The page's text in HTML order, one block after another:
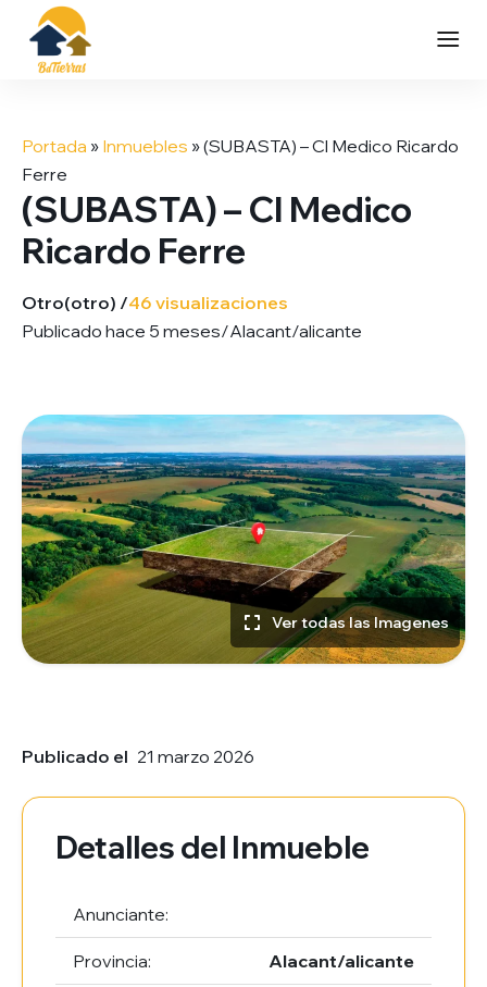
contenido
Portada » Inmuebles »(SUBASTA) – Cl Medico Ricardo
Ferre
(SUBASTA) – Cl Medico
Ricardo Ferre
Otro(otro) /46 visualizaciones
Publicado hace 5 meses/Alacant/alicante
Ver todas las Imagenes
Publicado el 21 marzo 2026
Detalles del Inmueble
Anunciante:
Provincia: Alacant/alicante